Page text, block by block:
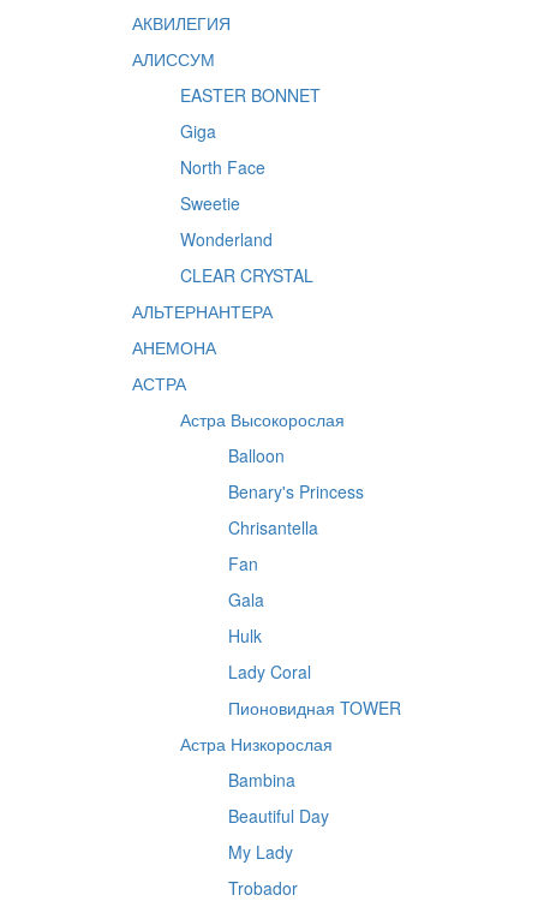
АКВИЛЕГИЯ
АЛИССУМ
EASTER BONNET
Giga
North Face
Sweetie
Wonderland
CLEAR CRYSTAL
АЛЬТЕРНАНТЕРА
АНЕМОНА
АСТРА
Астра Высокорослая
Balloon
Benary's Princess
Chrisantella
Fan
Gala
Hulk
Lady Coral
Пионовидная TOWER
Астра Низкорослая
Bambina
Beautiful Day
My Lady
Trobador